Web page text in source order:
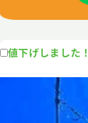
値下げしました